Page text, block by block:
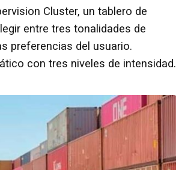
Cluster, un tablero de
entre tres tonalidades de
preferencias del usuario.
con tres niveles de intensidad.